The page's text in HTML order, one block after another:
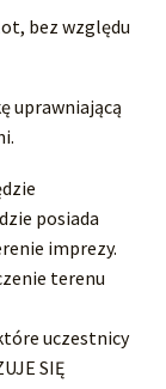
bez względu
uprawniającą
posiada
imprezy.
terenu
uczestnicy
SIĘ